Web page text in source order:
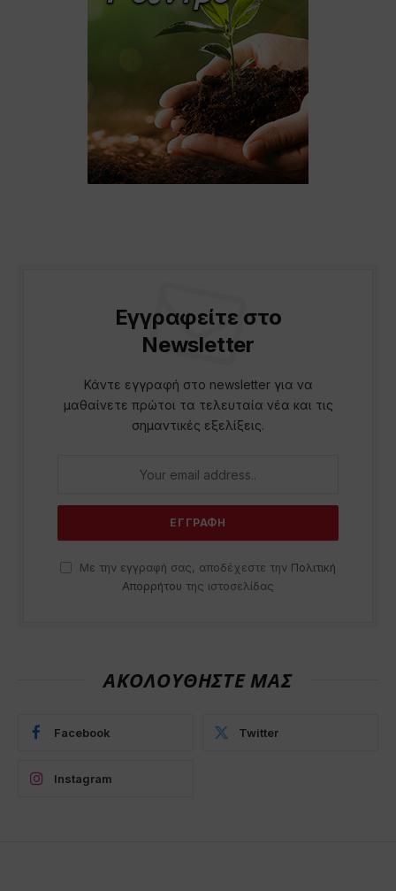
Εγγραφείτε στο
Newsletter
Κάντε εγγραφή στο newsletter για να
μαθαίνετε πρώτοι τα τελευταία νέα και τις
σημαντικές εξελίξεις.
Με την εγγραφή σας, αποδέχεστε την Πολιτική
Απορρήτου της ιστοσελίδας
ΑΚΟΛΟΥΘΗΣΤΕ ΜΑΣ
Facebook Twitter
Instagram